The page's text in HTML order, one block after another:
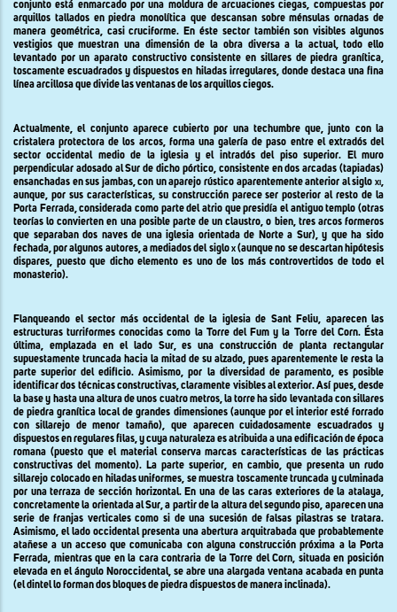
conjunto está enmarcado por una moldura de arcuaciones ciegas, compuestas por
arquillos tallados en piedra monolítica que descansan sobre ménsulas ornadas de
manera geométrica, casi cruciforme. En éste sector también son visibles algunos
vestigios que muestran una dimensión de la obra diversa a la actual, todo ello
levantado por un aparato constructivo consistente en sillares de piedra granítica,
toscamente escuadrados y dispuestos en hiladas irregulares, donde destaca una fina
línea arcillosa que divide las ventanas de los arquillos ciegos.
Actualmente, el conjunto aparece cubierto por una techumbre que, junto con la
cristalera protectora de los arcos, forma una galería de paso entre el extradós del
sector occidental medio de la iglesia y el intradós del piso superior. El muro
perpendicular adosado al Sur de dicho pórtico, consistente en dos arcadas (tapiadas)
ensanchadas en sus jambas, con un aparejo rústico aparentemente anterior al siglo xi,
aunque, por sus características, su construcción parece ser posterior al resto de la
Porta Ferrada, considerada como parte del atrio que presidía el antiguo templo (otras
teorías lo convierten en una posible parte de un claustro, o bien, tres arcos formeros
que separaban dos naves de una iglesia orientada de Norte a Sur), y que ha sido
fechada, por algunos autores, a mediados del siglox (aunque no se descartan hipótesis
dispares, puesto que dicho elemento es uno de los más controvertidos de todo el
monasterio).
Flanqueando el sector más occidental de la iglesia de Sant Feliu, aparecen las
estructuras turriformes conocidas como la Torredel Fum yla Torredel Corn. Ésta
última, emplazada en el lado Sur, es una construcción de planta rectangular
supuestamente truncada hacia la mitad de su alzado, pues aparentemente le resta la
parte superior del edificio. Asimismo, por la diversidad de paramento, es posible
identificar dos técnicas constructivas, claramente visibles al exterior. Así pues, desde
la base y hasta una altura de unos cuatro metros, la torre ha sido levantada con sillares
de piedra granítica local de grandes dimensiones (aunque por el interior esté forrado
con sillarejo de menor tamaño), que aparecen cuidadosamente escuadrados y
dispuestos en regulares filas, y cuya naturaleza es atribuida a una edificación de época
romana (puesto que el material conserva marcas características de las prácticas
constructivas del momento). La parte superior, en cambio, que presenta un rudo
sillarejo colocado en hiladas uniformes, se muestra toscamente truncada y culminada
por una terraza de sección horizontal. En una de las caras exteriores de la atalaya,
concretamente la orientada al Sur, a partir de la altura del segundo piso, aparecen una
serie de franjas verticales como si de una sucesión de falsas pilastras se tratara.
Asimismo, el lado occidental presenta una abertura arquitrabada que probablemente
atañese a un acceso que comunicaba con alguna construcción próxima a la Porta
Ferrada, mientras que en la cara contraria de la Torre del Corn, situada en posición
elevada en el ángulo Noroccidental, se abre una alargada ventana acabada en punta
(el dintel lo forman dos bloques de piedra dispuestos de manera inclinada).